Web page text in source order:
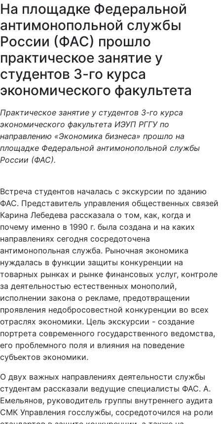
На площадке Федеральной
антимонопольной службы
России (ФАС) прошло
практическое занятие у
студентов 3-го курса
экономического факультета
Практическое занятие у студентов 3-го курса
экономического факультета ИЭУП РГГУ по
направлению «Экономика бизнеса» прошло на
площадке Федеральной антимонопольной службы
России (ФАС).
Встреча студентов началась с экскурсии по зданию
ФАС. Представитель управления общественных связей
Карина Лебедева рассказала о том, как, когда и
почему именно в 1990 г. была создана и на каких
направлениях сегодня сосредоточена
антимонопольная служба. Рыночная экономика
нуждалась в функции защиты конкуренции на
товарных рынках и рынке финансовых услуг, контроле
за деятельностью естественных монополий,
исполнении закона о рекламе, предотвращении
проявления недобросовестной конкуренции во всех
отраслях экономики. Цель экскурсии - создание
портрета современного государственного ведомства,
его проблемного поля и влияния на поведение
субъектов экономики.
О двух важных направлениях деятельности службы
студентам рассказали ведущие специалисты ФАС. А.
Емельянов, руководитель группы внутреннего аудита
СМК Управления госслужбы, сосредоточился на роли